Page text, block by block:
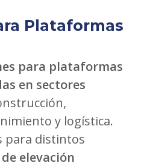
Plataformas
para plataformas
en sectores
y logística.
para distintos
elevación